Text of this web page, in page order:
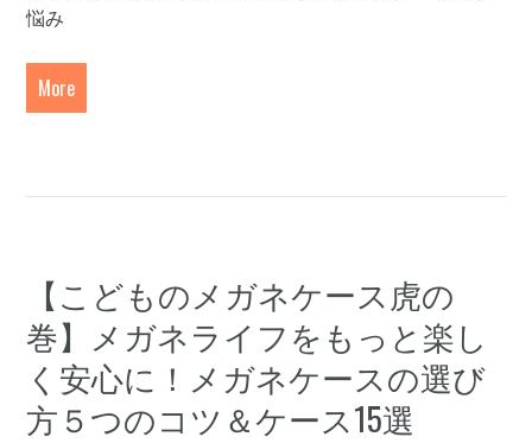
悩み
More
【こどものメガネケース虎の
巻】メガネライフをもっと楽し
く安心に！メガネケースの選び
方５つのコツ＆ケース15選